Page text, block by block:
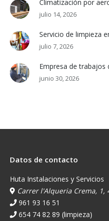
Climatización por
julio 14, 2026
Servicio de limpieza
julio 7, 2026
Empresa de trabajos
junio 30, 2026
Datos de contacto
Huta Instalaciones y Servicios
Carrer l'Alqueria Crema, 1,
961 93 16 51
654 74 82 89 (limpieza)